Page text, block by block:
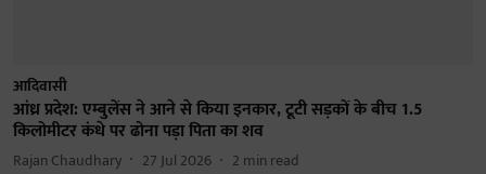
आदिवासी
आंध्र प्रदेश: एम्बुलेंस ने आने से किया इनकार, टूटी सड़कों के बीच 1.5
किलोमीटर कंधे पर ढोना पड़ा पिता का शव
Rajan Chaudhary 27 Jul 2026 2 min read